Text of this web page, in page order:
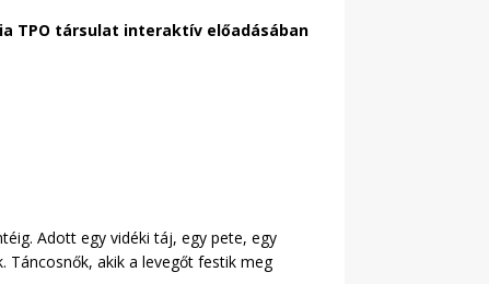
TPO társulat interaktív előadásában
Adott egy vidéki táj, egy pete, egy
Táncosnők, akik a levegőt festik meg